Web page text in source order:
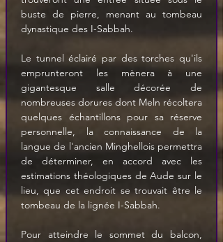
buste de pierre, menant au tombeau
dynastique des I-Sabbah.
Le tunnel éclairé par des torches qu'ils
emprunteront les mènera à une
gigantesque salle décorée de
nombreuses dorures dont Meln récoltera
quelques échantillons pour sa réserve
personnelle, la connaissance de la
langue de l'ancien Minghellois permettra
de déterminer, en accord avec les
estimations théologiques de Aude sur le
lieu, que cet endroit se trouvait être le
tombeau de la lignée I-Sabbah.
Pour atteindre le sommet du balcon,